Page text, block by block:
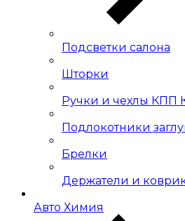
Подсветки салона
Шторки
Ручки и чехлы КПП
Подлокотники
Брелки
Держатели и
Авто Химия